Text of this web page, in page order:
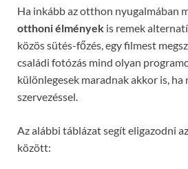
Ha inkább az otthon nyugalmában
otthoni élmények is remek
közös sütés-főzés, egy filmest
családi fotózás mind olyan
különlegesek maradnak akkor is, ha
szervezéssel.
Az alábbi táblázat segít eligazodni
között: